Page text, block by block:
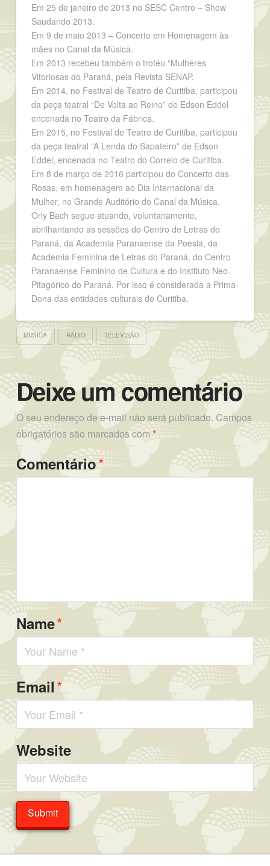
Em 25 de janeiro de 2013 no SESC Centro – Show
Saudando 2013.
Em 9 de maio 2013 – Concerto em Homenagem às
mães no Canal da Música.
Em 2013 recebeu também o troféu “Mulheres
Vitoriosas do Paraná, pela Revista SENAP.
Em 2014, no Festival de Teatro de Curitiba, participou
da peça teatral “De Volta ao Reino” de Edson Eddel
encenada no Teatro da Fábrica.
Em 2015, no Festival de Teatro de Curitiba, participou
da peça teatral “A Lenda do Sapateiro” de Edson
Eddel, encenada no Teatro do Correio de Curitiba.
Em 8 de março de 2016 participou do Concerto das
Rosas, em homenagem ao Dia Internacional da
Mulher, no Grande Auditório do Canal da Música.
Orly Bach segue atuando, voluntariamente,
abrilhantando as sessões do Centro de Letras do
Paraná, da Academia Paranaense da Poesia, da
Academia Feminina de Letras do Paraná, do Centro
Paranaense Feminino de Cultura e do Instituto Neo-
Pitagórico do Paraná. Por isso é considerada a Prima-
Dona das entidades culturais de Curitiba.
MUSICA RÁDIO TELEVISÃO
Deixe um comentário
O seu endereço de e-mail não será publicado. Campos
obrigatórios são marcados com*
Comentário*
Name*
Email*
Website